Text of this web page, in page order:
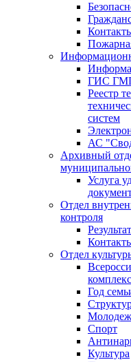
ГИС
Реестр
систем
АС
Архивный
Услуга
Отдел
контроля
Отдел
Год
Спорт
Культура